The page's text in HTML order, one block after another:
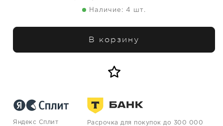
Наличие: 4 шт.
В корзину
Яндекс Сплит
Расрочка для покупок до 300 000